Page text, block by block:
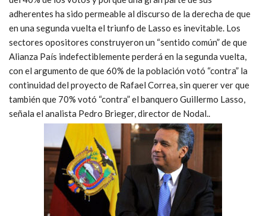
por dirigentes de sectores de seudoizquierda y de movimientos
sociales. Es sorprendente que Alberto Acosta, quien fuera
presidente de la Asamblea Constituyente haya escrito que “en
definitiva, el aroma de fraude es inocultable,
independientemente del resultado final. Y afectará a cualquiera
que sea el ganador: si gana el correísmo en primera vuelta,
terminará débil y deslegitimado, y si gana en segunda vuelta, la
manipulación electoral le hará sombra y pesará en su contra”.
La consternación de estos días en filas correístas se debe a que
el eje de la campaña electoral fue centrada en conseguir más
del 40% de los votos y porque una gran parte de sus
adherentes ha sido permeable al discurso de la derecha de que
en una segunda vuelta el triunfo de Lasso es inevitable. Los
sectores opositores construyeron un “sentido común” de que
Alianza País indefectiblemente perderá en la segunda vuelta,